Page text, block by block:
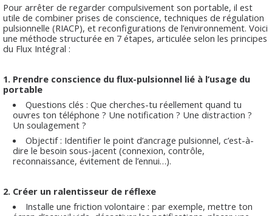
Pour arrêter de regarder compulsivement son portable, il est
utile de combiner prises de conscience, techniques de régulation
pulsionnelle (RIACP), et reconfigurations de l’environnement. Voici
une méthode structurée en 7 étapes, articulée selon les principes
du Flux Intégral :
1. Prendre conscience du flux-pulsionnel lié à l’usage du
portable
Questions clés : Que cherches-tu réellement quand tu
ouvres ton téléphone ? Une notification ? Une distraction ?
Un soulagement ?
Objectif : Identifier le point d’ancrage pulsionnel, c’est-à-
dire le besoin sous-jacent (connexion, contrôle,
reconnaissance, évitement de l’ennui…).
2. Créer un ralentisseur de réflexe
Installe une friction volontaire : par exemple, mettre ton